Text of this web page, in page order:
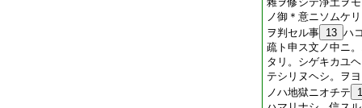
ノ御＊意ニソムケ
ヲ判セル事 13 ハ
疏ト申ス文ノ中ニ
タリ。シゲキカユ
テシリヌヘシ。ヲ
ノハ地獄ニオチテ